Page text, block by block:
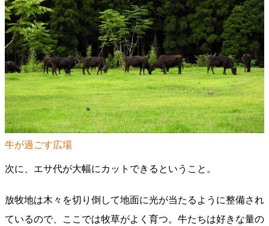
牛が過ごす広場
次に、エサ代が大幅にカットできるということ。
放牧地は木々を切り倒して地面に光が当たるように整備され
ているので、ここでは牧草がよく育つ。牛たちは好きな量の